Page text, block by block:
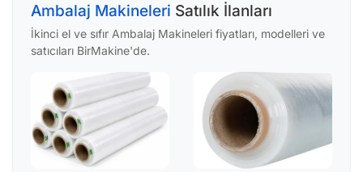
Ambalaj Makineleri Satılık İlanları
İkinci el ve sıfır Ambalaj Makineleri fiyatları, modelleri ve
satıcıları BirMakine'de.